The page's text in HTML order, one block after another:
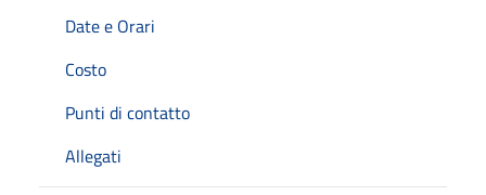
Date e Orari
Costo
Punti di contatto
Allegati